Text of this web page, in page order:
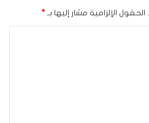
الحقول الإلزامية مشار إليها بـ *